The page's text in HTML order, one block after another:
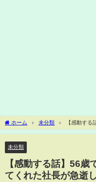
ホーム 未分類
【感動する
長が急逝し、「お前はクビｗ」と次
未分類
【感動する話】56歳
てくれた社長が急逝